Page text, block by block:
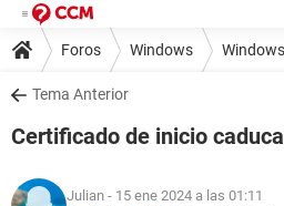
Foros Windows
Tema Anterior
Certificado de inicio
Julian - 15 ene 2024 a las 01:11